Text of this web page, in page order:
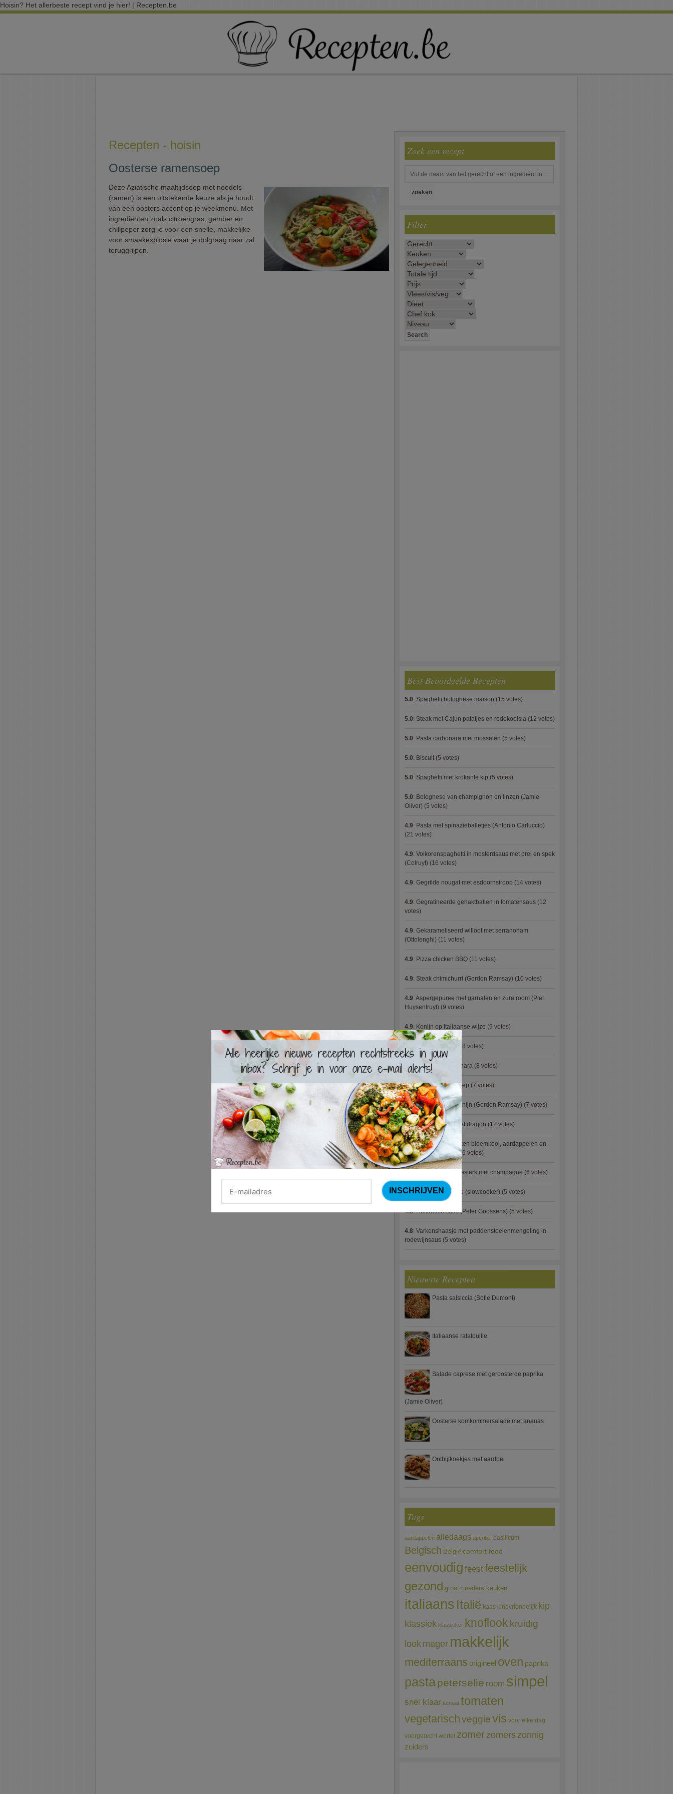
Hoisin? Het allerbeste recept vind je hier! | Recepten.be
Recepten - hoisin
Oosterse ramensoep
Deze Aziatische maaltijdsoep met noedels
(ramen) is een uitstekende keuze als je houdt
van een oosters accent op je weekmenu. Met
ingrediënten zoals citroengras, gember en
chilipeper zorg je voor een snelle, makkelijke
voor smaakexplosie waar je dolgraag naar zal
teruggrijpen.
Zoek een recept
Filter
Best Beoordeelde Recepten
5.0: Spaghetti bolognese maison (15 votes)
5.0: Steak met Cajun patatjes en rodekoolsla (12 votes)
5.0: Pasta carbonara met mosselen (5 votes)
5.0: Biscuit (5 votes)
5.0: Spaghetti met krokante kip (5 votes)
5.0: Bolognese van champignon en linzen (Jamie
Oliver) (5 votes)
4.9: Pasta met spinazieballetjes (Antonio Carluccio)
(21 votes)
4.9: Volkorenspaghetti in mosterdsaus met prei en spek
(Colruyt) (16 votes)
4.9: Gegrilde nougat met esdoornsiroop (14 votes)
4.9: Gegratineerde gehaktballen in tomatensaus (12
votes)
4.9: Gekarameliseerd witloof met serranoham
(Ottolenghi) (11 votes)
4.9: Pizza chicken BBQ (11 votes)
4.9: Steak chimichurri (Gordon Ramsay) (10 votes)
4.9: Aspergepuree met garnalen en zure room (Piet
Huysentruyt) (9 votes)
4.9: Konijn op Italiaanse wijze (9 votes)
(8 votes)
4.9:Courgette carbonara (8 votes)
4.9:Aziatische preisoep (7 votes)
4.9:Fricassee van konijn (Gordon Ramsay) (7 votes)
4.8:Gestoofde kip met dragon (12 votes)
4.8:Zalm met gebakken bloemkool, aardappelen en
spek (Jeroen Meus)(6 votes)
Gegratineerde oesters met champagne (6 votes)
4.8:Linzenbolognese (slowcooker) (5 votes)
4.8:Hollandse saus (Peter Goossens) (5 votes)
4.8: Varkenshaasje met paddenstoelenmengeling in
rodewijnsaus (5 votes)
Nieuwste Recepten
Pasta salsiccia (Sofie Dumont)
Italiaanse ratatouille
Salade caprese met geroosterde paprika
(Jamie Oliver)
Oosterse komkommersalade met ananas
Ontbijtkoekjes met aardbei
Tags
aardappelen alledaags aperitief basilicum
Belgisch België comfort food
eenvoudig feestfeestelijk
gezond grootmoeders keuken
italiaans Italië kaas kindvriendelijk kip
klassiek klassieker knoflook kruidig
look mager makkelijk
mediterraans origineel oven paprika
pastapeterselie room simpel
snel klaar tomaat tomaten
vegetarischveggievis voor elke dag
voorgerecht wortel zomerzomerszonnig
zuiders
×